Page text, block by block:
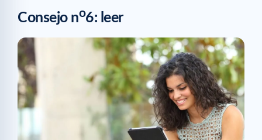
Consejo no6: leer